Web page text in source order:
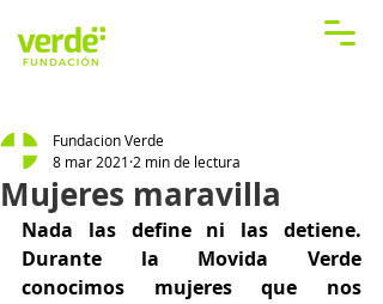
Mujeres maravilla
Fundacion Verde
8 mar 2021 2 min de lectura
Nada las define ni las detiene.
Durante la Movida Verde
conocimos mujeres que nos